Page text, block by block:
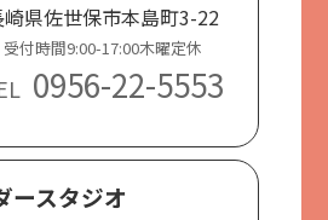
崎県佐世保市本島町3-22
受付時間9:00-17:00木曜定休
0956-22-5553
ースタジオ